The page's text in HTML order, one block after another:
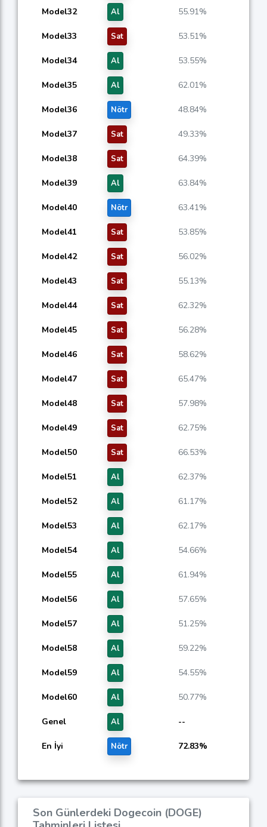
Model32 Al 55.91%
Model33 Sat 53.51%
Model34 Al 53.55%
Model35 Al 62.01%
Model36 Nötr 48.84%
Model37 Sat 49.33%
Model38 Sat 64.39%
Model39 Al 63.84%
Model40 Nötr 63.41%
Model41 Sat 53.85%
Model42 Sat 56.02%
Model43 Sat 55.13%
Model44 Sat 62.32%
Model45 Sat 56.28%
Model46 Sat 58.62%
Model47 Sat 65.47%
Model48 Sat 57.98%
Model49 Sat 62.75%
Model50 Sat 66.53%
Model51 Al 62.37%
Model52 Al 61.17%
Model53 Al 62.17%
Model54 Al 54.66%
Model55 Al 61.94%
Model56 Al 57.65%
Model57 Al 51.25%
Model58 Al 59.22%
Model59 Al 54.55%
Model60 Al 50.77%
Genel Al --
En İyi Nötr 72.83%
Son Günlerdeki Dogecoin (DOGE)